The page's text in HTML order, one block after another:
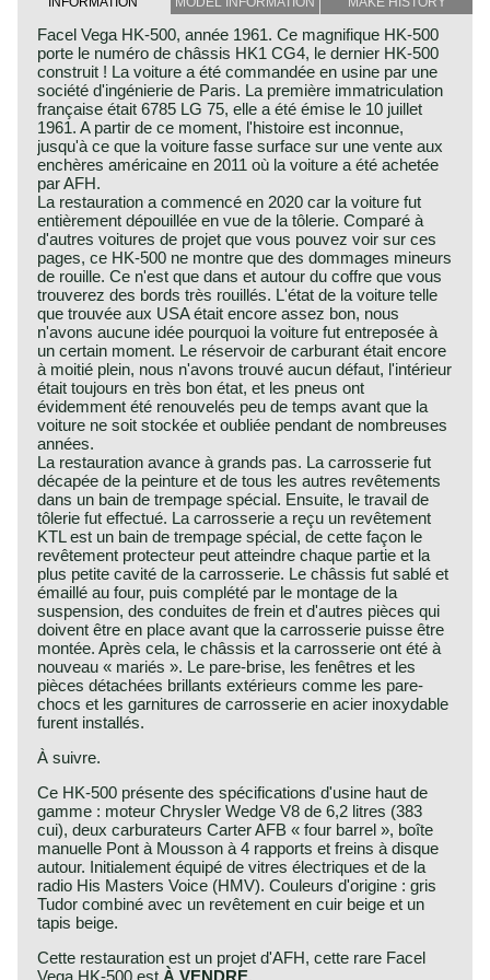
Facel Vega HK-500, année 1961. Ce magnifique HK-500
porte le numéro de châssis HK1 CG4, le dernier HK-500
construit ! La voiture a été commandée en usine par une
société d'ingénierie de Paris. La première immatriculation
française était 6785 LG 75, elle a été émise le 10 juillet
1961. A partir de ce moment, l'histoire est inconnue,
jusqu'à ce que la voiture fasse surface sur une vente aux
enchères américaine en 2011 où la voiture a été achetée
par AFH.
La restauration a commencé en 2020 car la voiture fut
entièrement dépouillée en vue de la tôlerie. Comparé à
d'autres voitures de projet que vous pouvez voir sur ces
pages, ce HK-500 ne montre que des dommages mineurs
de rouille. Ce n'est que dans et autour du coffre que vous
trouverez des bords très rouillés. L'état de la voiture telle
que trouvée aux USA était encore assez bon, nous
n'avons aucune idée pourquoi la voiture fut entreposée à
un certain moment. Le réservoir de carburant était encore
à moitié plein, nous n'avons trouvé aucun défaut, l'intérieur
était toujours en très bon état, et les pneus ont
évidemment été renouvelés peu de temps avant que la
voiture ne soit stockée et oubliée pendant de nombreuses
années.
La restauration avance à grands pas. La carrosserie fut
décapée de la peinture et de tous les autres revêtements
dans un bain de trempage spécial. Ensuite, le travail de
tôlerie fut effectué. La carrosserie a reçu un revêtement
KTL est un bain de trempage spécial, de cette façon le
revêtement protecteur peut atteindre chaque partie et la
plus petite cavité de la carrosserie. Le châssis fut sablé et
émaillé au four, puis complété par le montage de la
suspension, des conduites de frein et d'autres pièces qui
doivent être en place avant que la carrosserie puisse être
montée. Après cela, le châssis et la carrosserie ont été à
nouveau « mariés ». Le pare-brise, les fenêtres et les
pièces détachées brillants extérieurs comme les pare-
chocs et les garnitures de carrosserie en acier inoxydable
furent installés.
À suivre.
Ce HK-500 présente des spécifications d'usine haut de
gamme : moteur Chrysler Wedge V8 de 6,2 litres (383
cui), deux carburateurs Carter AFB « four barrel », boîte
manuelle Pont à Mousson à 4 rapports et freins à disque
autour. Initialement équipé de vitres électriques et de la
radio His Masters Voice (HMV). Couleurs d'origine : gris
Tudor combiné avec un revêtement en cuir beige et un
tapis beige.
Cette restauration est un projet d'AFH, cette rare Facel
Vega HK-500 est À VENDRE.